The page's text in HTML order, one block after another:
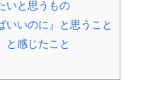
と思うもの
いのに』と思うこと
感じたこと